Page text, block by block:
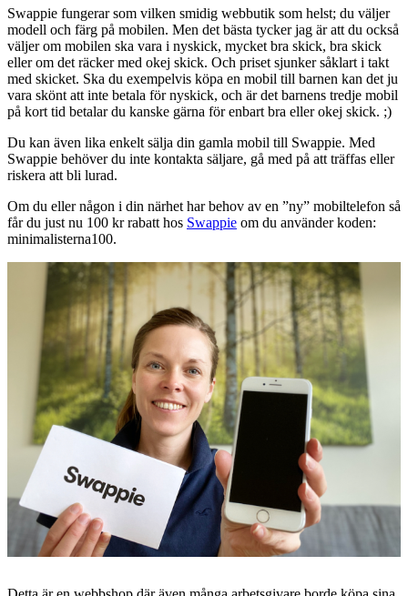
Swappie fungerar som vilken smidig webbutik som helst; du väljer
modell och färg på mobilen. Men det bästa tycker jag är att du också
väljer om mobilen ska vara i nyskick, mycket bra skick, bra skick
eller om det räcker med okej skick. Och priset sjunker såklart i takt
med skicket. Ska du exempelvis köpa en mobil till barnen kan det ju
vara skönt att inte betala för nyskick, och är det barnens tredje mobil
på kort tid betalar du kanske gärna för enbart bra eller okej skick. ;)
Du kan även lika enkelt sälja din gamla mobil till Swappie. Med
Swappie behöver du inte kontakta säljare, gå med på att träffas eller
riskera att bli lurad.
Om du eller någon i din närhet har behov av en ”ny” mobiltelefon så
får du just nu 100 kr rabatt hos Swappie om du använder koden:
minimalisterna100.